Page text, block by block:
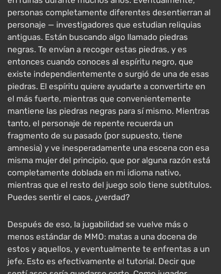
personas completamente diferentes desentierran al
personaje — investigadores que estudian reliquias
antiguas. Están buscando algo llamado piedras
negras. Te envían a recoger estas piedras, y es
entonces cuando conoces al espíritu negro, que
existe independientemente o surgió de una de esas
piedras. El espíritu quiere ayudarte a convertirte en
el más fuerte, mientras que convenientemente
mantiene las piedras negras para sí mismo. Mientras
tanto, el personaje de repente recuerda un
fragmento de su pasado (por supuesto, tiene
amnesia) y ve inesperadamente una escena con esa
misma mujer del principio, que por alguna razón está
completamente doblada en mi idioma nativo,
mientras que el resto del juego solo tiene subtítulos.
Puedes sentir el caos, ¿verdad?
Después de eso, la jugabilidad se vuelve más o
menos estándar de MMO: matas a una docena de
estos y aquellos, y eventualmente te enfrentas a un
jefe. Esto es efectivamente el tutorial. Decir que